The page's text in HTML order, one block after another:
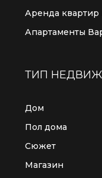
Аренда квартир
Апартаменты
ТИП
Дом
Пол дома
Сюжет
Магазин